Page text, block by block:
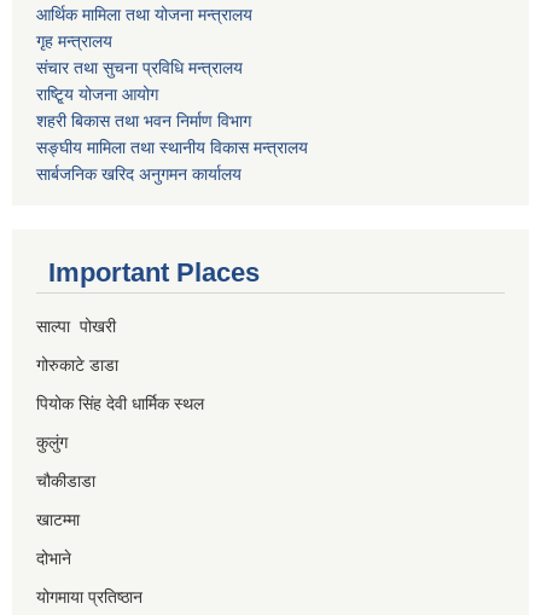
आर्थिक मामिला तथा योजना मन्त्रालय
गृह मन्त्रालय
संचार तथा सुचना प्रविधि मन्त्रालय
राष्टि्ृय योजना आयोग
शहरी बिकास तथा भवन निर्माण विभाग
सङ्घीय मामिला तथा स्थानीय विकास मन्त्रालय
सार्बजनिक खरिद अनुगमन कार्यालय
Important Places
साल्पा पोखरी
गोरुकाटे डाडा
पियोक सिंह देवी धार्मिक स्थल
कुलुंग
चौकीडाडा
खाटम्मा
दोभाने
योगमाया प्रतिष्ठान